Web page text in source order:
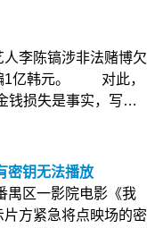
李陈镐涉非法赌博欠
1亿韩元。 对此，
钱损失是事实，写…
密钥无法播放
区一影院电影《我
方紧急将点映场的密